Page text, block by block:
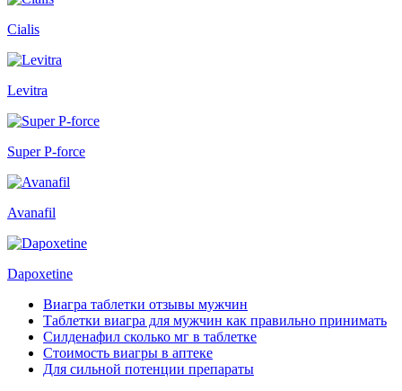
Cialis
Levitra
Super P-force
Avanafil
Dapoxetine
Виагра таблетки отзывы мужчин
Таблетки виагра для мужчин как правильно принимать
Силденафил сколько мг в таблетке
Стоимость виагры в аптеке
Для сильной потенции препараты